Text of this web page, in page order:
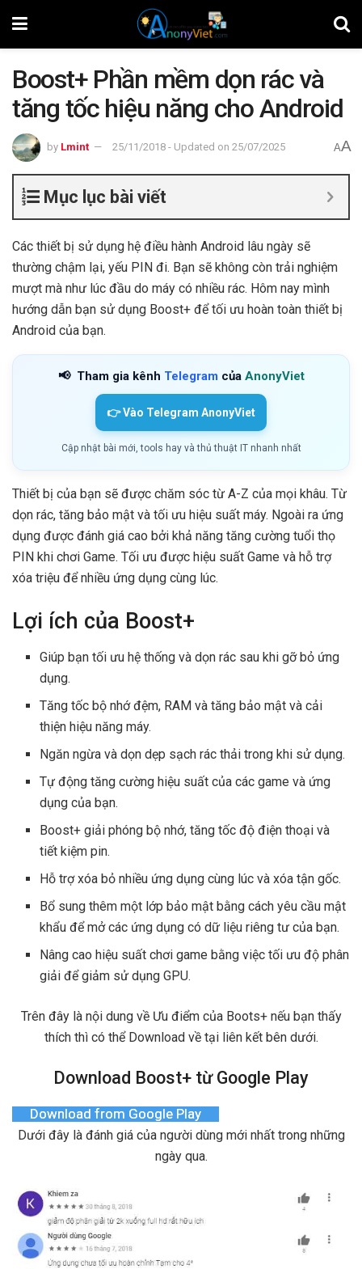
Boost+ Phần mềm dọn rác và
tăng tốc hiệu năng cho Android
by Lmint 25/11/2018 - Updated on 25/07/2025 AA
Mục lục bài viết
Các thiết bị sử dụng hệ điều hành Android lâu ngày sẽ
thường chậm lại, yếu PIN đi. Bạn sẽ không còn trải nghiệm
mượt mà như lúc đầu do máy có nhiều rác. Hôm nay mình
hướng dẫn bạn sử dụng Boost+ để tối ưu hoàn toàn thiết bị
Android của bạn.
📢 Tham gia kênh Telegram của AnonyViet
👉 Vào Telegram AnonyViet
Cập nhật bài mới, tools hay và thủ thuật IT nhanh nhất
Thiết bị của bạn sẽ được chăm sóc từ A-Z của mọi khâu. Từ
dọn rác, tăng bảo mật và tối ưu hiệu suất máy. Ngoài ra ứng
dụng được đánh giá cao bởi khả năng tăng cường tuổi thọ
PIN khi chơi Game. Tối ưu được hiệu suất Game và hỗ trợ
xóa triệu để nhiều ứng dụng cùng lúc.
Lợi ích của Boost+
Giúp bạn tối ưu hệ thống và dọn rác sau khi gỡ bỏ ứng
dụng.
Tăng tốc bộ nhớ đệm, RAM và tăng bảo mật và cải
thiện hiệu năng máy.
Ngăn ngừa và dọn dẹp sạch rác thải trong khi sử dụng.
Tự động tăng cường hiệu suất của các game và ứng
dụng của bạn.
Boost+ giải phóng bộ nhớ, tăng tốc độ điện thoại và
tiết kiệm pin.
Hỗ trợ xóa bỏ nhiều ứng dụng cùng lúc và xóa tận gốc.
Bổ sung thêm một lớp bảo mật bằng cách yêu cầu mật
khẩu để mở các ứng dụng có dữ liệu riêng tư của bạn.
Nâng cao hiệu suất chơi game bằng việc tối ưu độ phân
giải để giảm sử dụng GPU.
Trên đây là nội dung về Ưu điểm của Boots+ nếu bạn thấy
thích thì có thể Download về tại liên kết bên dưới.
Download Boost+ từ Google Play
Download from Google Play
Dưới đây là đánh giá của người dùng mới nhất trong những
ngày qua.